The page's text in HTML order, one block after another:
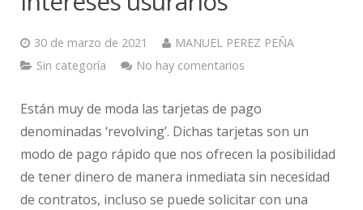
30 de marzo de 2021
MANUEL PEREZ PEÑA
Sin categoría
No hay comentarios
Están muy de moda las tarjetas de pago
denominadas ‘revolving’. Dichas tarjetas son un
modo de pago rápido que nos ofrecen la posibilidad
de tener dinero de manera inmediata sin necesidad
de contratos, incluso se puede solicitar con una